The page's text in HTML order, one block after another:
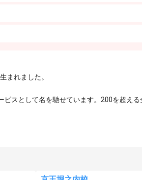
まれました。
スとして名を馳せています。200を超え